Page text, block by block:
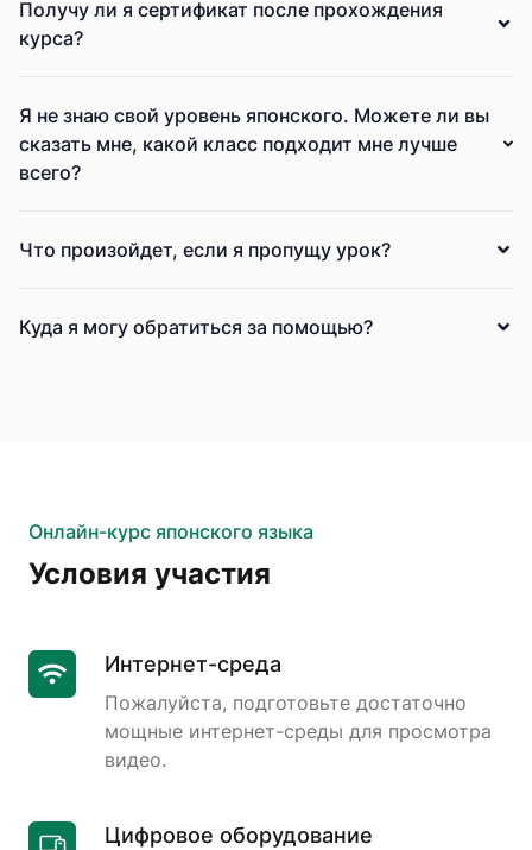
Получу ли я сертификат после прохождения
курса?
Я не знаю свой уровень японского. Можете ли вы
сказать мне, какой класс подходит мне лучше
всего?
Что произойдет, если я пропущу урок?
Куда я могу обратиться за помощью?
Онлайн-курс японского языка
Условия участия
Интернет-среда
Пожалуйста, подготовьте достаточно
мощные интернет-среды для просмотра
видео.
Цифровое оборудование